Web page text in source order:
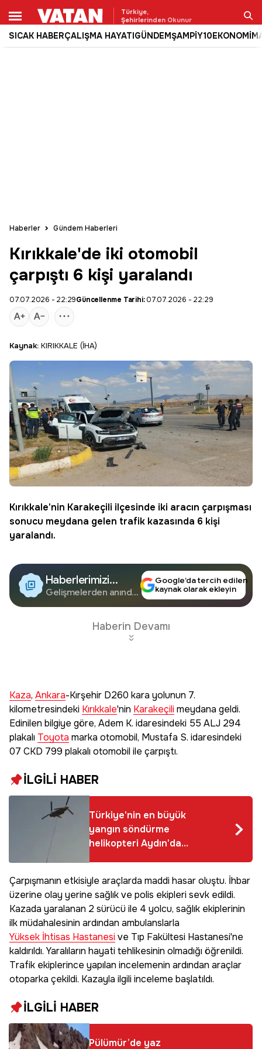
Türkiye,
Şehirlerinden Okunur
SICAK HABERÇALIŞMA HAYATIGÜNDEMŞAMPİY10EKONOMİ
Ara
Haberler Gündem Haberleri
Kırıkkale'de iki otomobil
çarpıştı 6 kişi yaralandı
07.07.2026 - 22:29Güncellenme Tarihi:07.07.2026 - 22:29
Kaynak: KIRIKKALE (İHA)
Kırıkkale'nin Karakeçili ilçesinde iki aracın çarpışması
sonucu meydana gelen trafik kazasında 6 kişi
yaralandı.
Haberlerimizi
Google'da Takip
Edin
Gelişmelerden anında
Google’da tercih edilen
kaynak olarak ekleyin
Haberin Devamı
Kaza, Ankara-Kırşehir D260 kara yolunun 7.
kilometresindeki Kırıkkale'nin Karakeçilimeydana geldi.
Edinilen bilgiye göre, Adem K. idaresindeki 55 ALJ 294
plakalı Toyota marka otomobil, Mustafa S. idaresindeki
07 CKD 799 plakalı otomobil ile çarpıştı.
İLGİLİ HABER
Türkiye'nin en büyük
yangın söndürme
helikopteri Aydın'da
Çarpışmanın etkisiyle araçlarda maddi hasar oluştu. İhbar
üzerine olay yerine sağlık ve polis ekipleri sevk edildi.
Kazada yaralanan 2 sürücü ile 4 yolcu, sağlık ekiplerinin
ilk müdahalesinin ardından ambulanslarla
Yüksek İhtisas Hastanesive Tıp Fakültesi Hastanesi'ne
kaldırıldı. Yaralıların hayati tehlikesinin olmadığı öğrenildi.
Trafik ekiplerince yapılan incelemenin ardından araçlar
otoparka çekildi. Kazayla ilgili inceleme başlatıldı.
İLGİLİ HABER
Pülümür’de yaz